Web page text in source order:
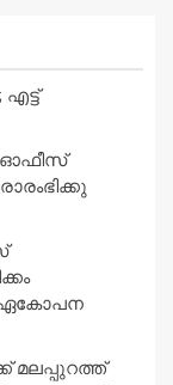
ഓഫീസ്
ഏകോപന
മലപ്പുറത്ത്